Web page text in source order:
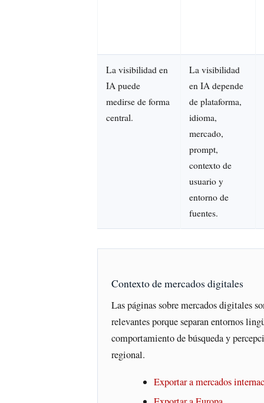
La visibilidad en
IA puede
medirse de forma
central.
La visibilidad
en IA depende
de plataforma,
idioma,
mercado,
prompt,
contexto de
usuario y
entorno de
fuentes.
Contexto de mercados digitales
Las páginas sobre mercados digitales
relevantes porque separan entornos
comportamiento de búsqueda y
regional.
Exportar a mercados